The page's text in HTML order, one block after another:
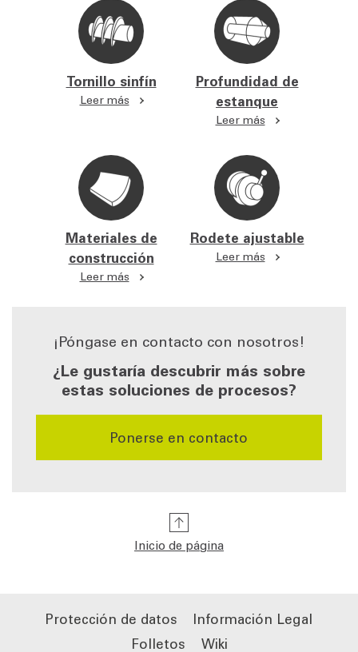
Tornillo sinfín
Leer más
Profundidad de
estanque
Leer más
Materiales de
construcción
Leer más
Rodete ajustable
Leer más
¡Póngase en contacto con nosotros!
¿Le gustaría descubrir más sobre
estas soluciones de procesos?
Ponerse en contacto
Inicio de página
Protección de datos
Información Legal
Folletos
Wiki